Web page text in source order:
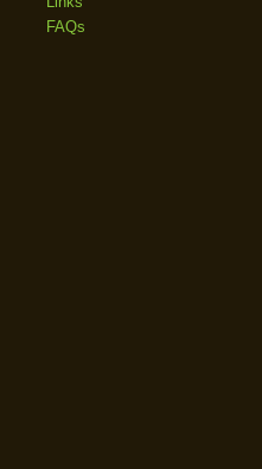
FAQs